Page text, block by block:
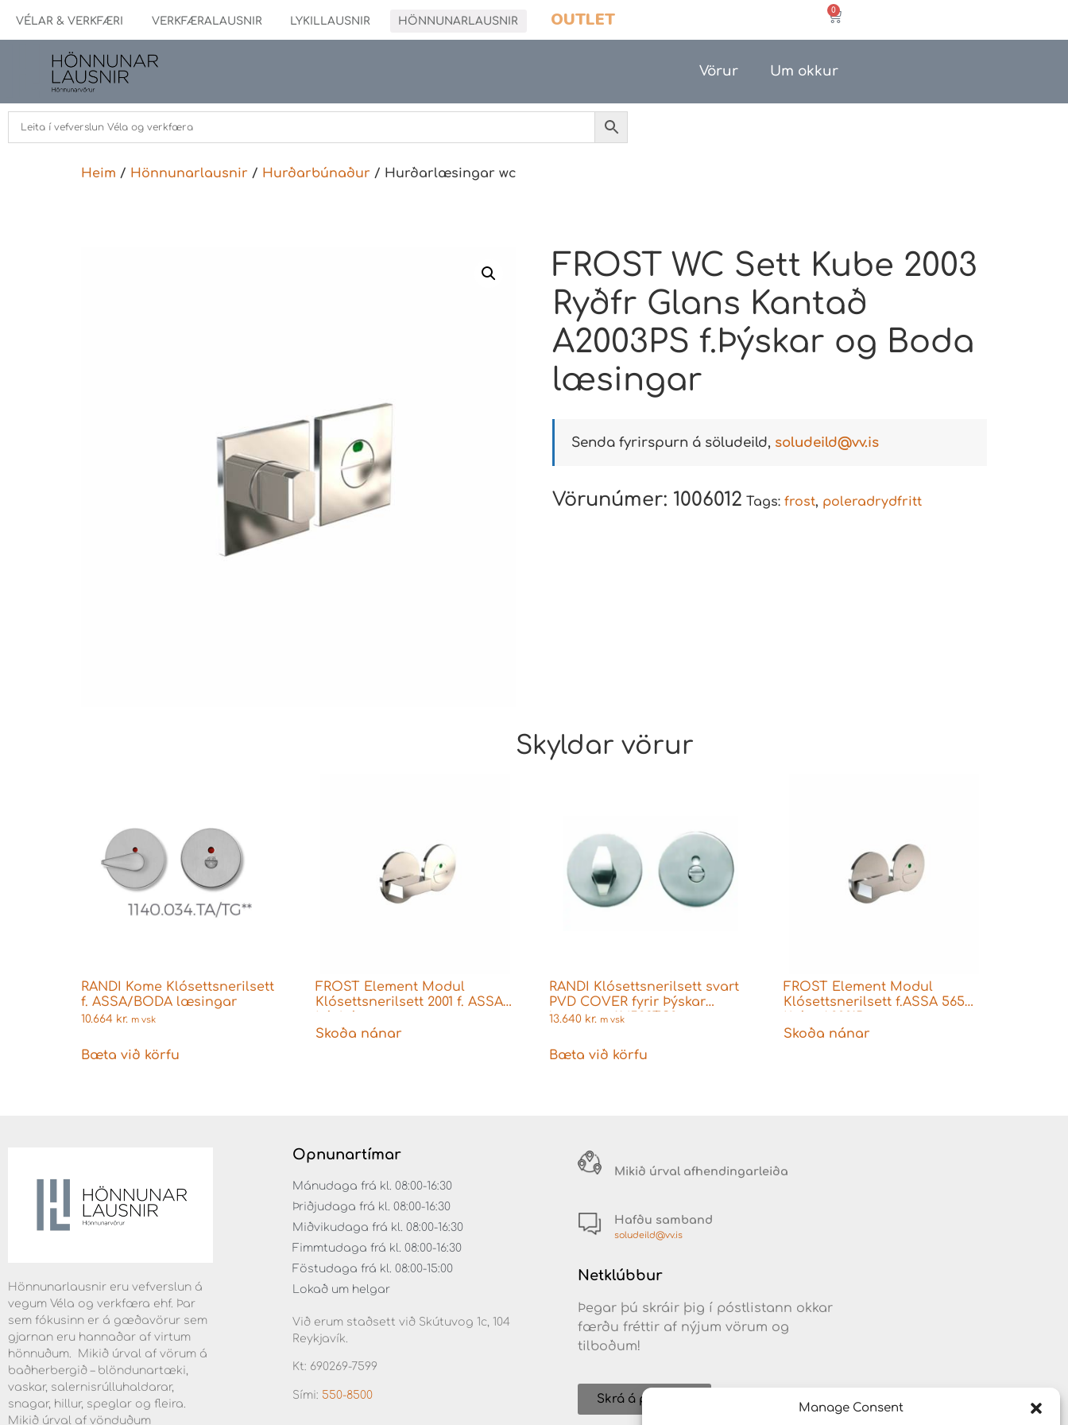
Manage Consent
VÉLAR & VERKFÆRI VERKFÆRALAUSNIR LYKILLAUSNIR HÖNNUNARLAUSNIR OUTLET 0
Vörur Um okkur
Heim / Hönnunarlausnir / Hurðarbúnaður / Hurðarlæsingar wc
FROST WC Sett Kube 2003
Ryðfr Glans Kantað
A2003PS f.Þýskar og Boda
læsingar
Senda fyrirspurn á söludeild, soludeild@vv.is
Vörunúmer: 1006012 Tags: frost, poleradrydfritt
Skyldar vörur
RANDI Kome Klósettsnerilsett
f. ASSA/BODA læsingar
10.664 kr. m vsk
Bæta við körfu
FROST Element Modul
Klósettsnerilsett 2001 f. ASSA
Skoða nánar
RANDI Klósettsnerilsett svart
PVD COVER fyrir Þýskar
læsingar 114523TG8
13.640 kr. m vsk
Bæta við körfu
FROST Element Modul
Klósettsnerilsett f.ASSA 565
Skoða nánar
Hönnunarlausnir eru vefverslun á
vegum Véla og verkfæra ehf. Þar
sem fókusinn er á gæðavörur sem
gjarnan eru hannaðar af virtum
hönnuðum. Mikið úrval af vörum á
baðherbergið – blöndunartæki,
vaskar, salernisrúlluhaldarar,
snagar, hillur, speglar og fleira.
Mikið úrval af vönduðum
Opnunartímar
Mánudaga frá kl. 08:00-16:30
Þriðjudaga frá kl. 08:00-16:30
Miðvikudaga frá kl. 08:00-16:30
Fimmtudaga frá kl. 08:00-16:30
Föstudaga frá kl. 08:00-15:00
Lokað um helgar
Við erum staðsett við Skútuvog 1c, 104
Reykjavík.
Kt: 690269-7599
Sími: 550-8500
Mikið úrval afhendingarleiða
Hafðu samband
soludeild@vv.is
Netklúbbur
Þegar þú skráir þig í póstlistann okkar
færðu fréttir af nýjum vörum og
tilboðum!
Skrá á póstlista